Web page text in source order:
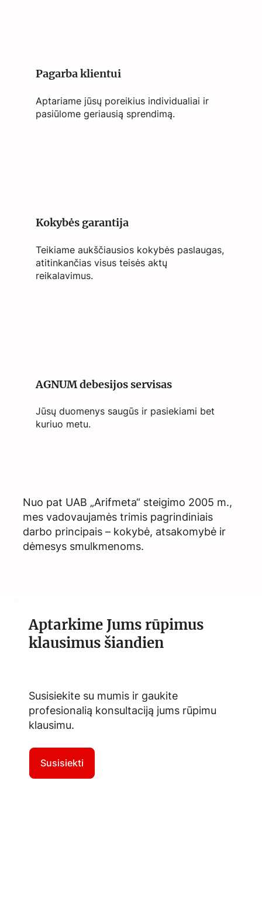
Pagarba klientui
Aptariame jūsų poreikius individualiai ir
pasiūlome geriausią sprendimą.
Kokybės garantija
Teikiame aukščiausios kokybės paslaugas,
atitinkančias visus teisės aktų
reikalavimus.
AGNUM debesijos servisas
Jūsų duomenys saugūs ir pasiekiami bet
kuriuo metu.
Nuo pat UAB „Arifmeta“ steigimo 2005 m.,
mes vadovaujamės trimis pagrindiniais
darbo principais – kokybė, atsakomybė ir
dėmesys smulkmenoms.
Aptarkime Jums rūpimus
klausimus šiandien
Susisiekite su mumis ir gaukite
profesionalią konsultaciją jums rūpimu
klausimu.
Susisiekti